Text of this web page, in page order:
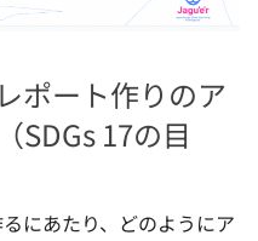
ポート作りのア
17の目
にあたり、どのようにア